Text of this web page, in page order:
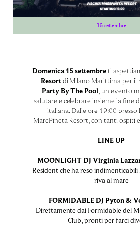
15 settembre
Domenica 15 settembreti
Resortdi Milano Marittima per il
Party By The Pool , un evento
salutare e celebrare insieme la fine
italiana. Dalle ore 19:00 presso
MarePineta Resort, con tanti ospiti
LINE UP
MOONLIGHT DJ Virginia
Resident che ha reso indimenticabili
riva al mare
FORMIDABLE DJ Pyton &
Direttamente dai Formidable del
Club, pronti per farci